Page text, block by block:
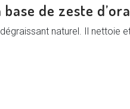
de zeste
naturel. Il